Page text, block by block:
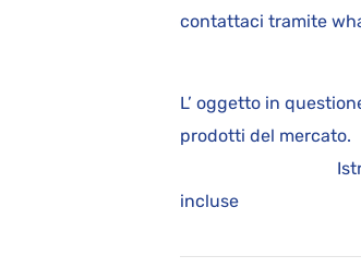
contattaci tramite
L’ oggetto in
prodotti
Istruzioni